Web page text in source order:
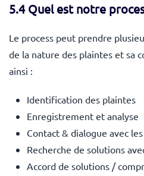
5.4 Quel est notre
Le process peut prendre
de la nature des plaintes et sa
ainsi :
Identification des plaintes
Enregistrement et analyse
Contact & dialogue avec
Recherche de solutions
Accord de solutions /